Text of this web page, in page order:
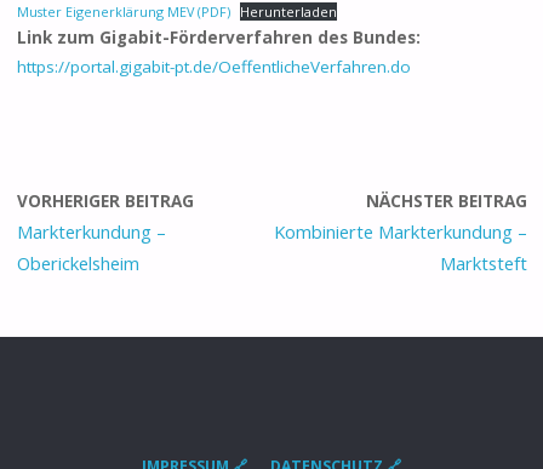
Muster Eigenerklärung MEV (PDF)
Herunterladen
Link zum Gigabit-Förderverfahren des Bundes:
https://portal.gigabit-pt.de/OeffentlicheVerfahren.do
VORHERIGER BEITRAG
Markterkundung –
Oberickelsheim
NÄCHSTER BEITRAG
Kombinierte Markterkundung –
Marktsteft